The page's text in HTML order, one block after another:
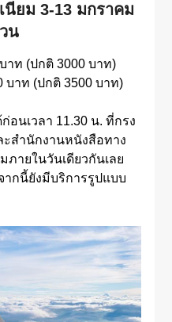
นียม 3-13 มกราคม
น
าท (ปกติ 3000 บาท)
บาท (ปกติ 3500 บาท)
อนเวลา 11.30 น. ที่กรง
สำนักงานหนังสือทาง
ภายในวันเดียวกันเลย
ากนี้ยังมีบริการรูปแบบ